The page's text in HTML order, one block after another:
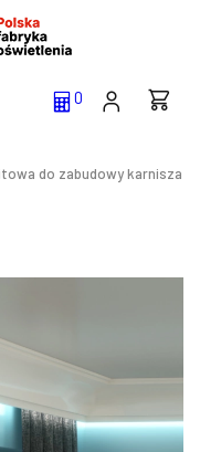
0
do zabudowy karnisza